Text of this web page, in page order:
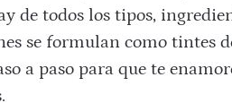
de todos los tipos,
se formulan como tintes
a paso para que te